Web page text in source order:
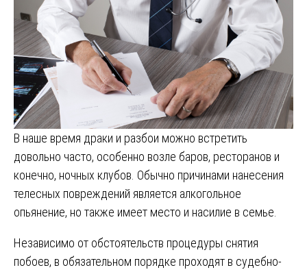
В наше время драки и разбои можно встретить
довольно часто, особенно возле баров, ресторанов и
конечно, ночных клубов. Обычно причинами нанесения
телесных повреждений является алкогольное
опьянение, но также имеет место и насилие в семье.
Независимо от обстоятельств процедуры снятия
побоев, в обязательном порядке проходят в судебно-